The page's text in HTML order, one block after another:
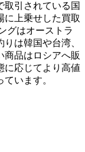
取引されている国
に上乗せした買取
グはオーストラ
は韓国や台湾、
商品はロシアへ販
に応じてより高値
います。